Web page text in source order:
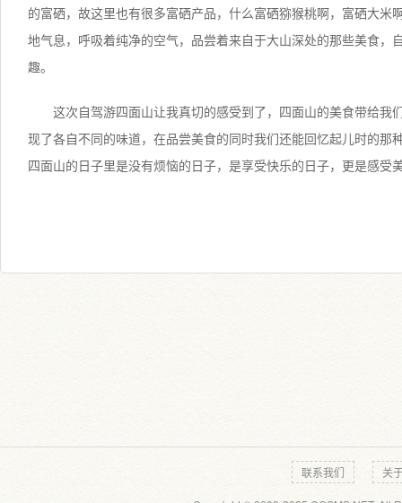
的富硒，故这里也有很多富硒产品，什么富硒猕猴桃啊，富硒大米
地气息，呼吸着纯净的空气，品尝着来自于大山深处的那些美食，
趣。
这次自驾游四面山让我真切的感受到了，四面山的美食带给我
现了各自不同的味道，在品尝美食的同时我们还能回忆起儿时的那
四面山的日子里是没有烦恼的日子，是享受快乐的日子，更是感受
联系我们 关